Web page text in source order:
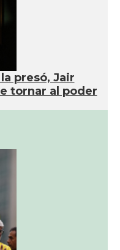
presó, Jair
tornar al poder